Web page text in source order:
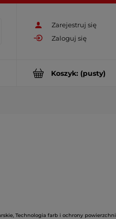
Zarejestruj się
Zaloguj się
Koszyk: (pusty)
,Technologia farb i ochrony powierzchni